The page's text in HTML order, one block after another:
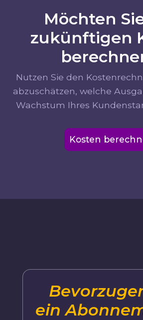
Möchten
zukünftigen
Nutzen Sie den
abzuschätzen, welche
Wachstum Ihres
Kosten
ein